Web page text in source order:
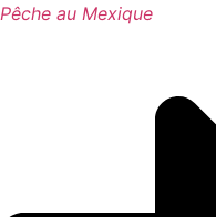
Pêche au Mexique